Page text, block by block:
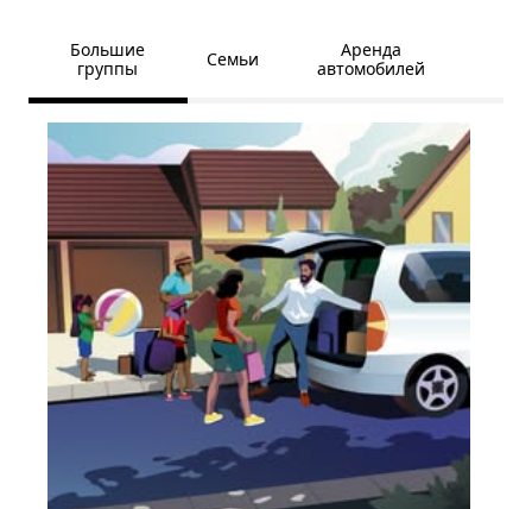
Большие
группы
Семьи
Аренда
автомобилей